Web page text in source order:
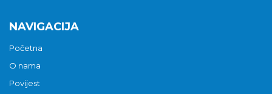
NAVIGACIJA
Početna
O nama
Povijest